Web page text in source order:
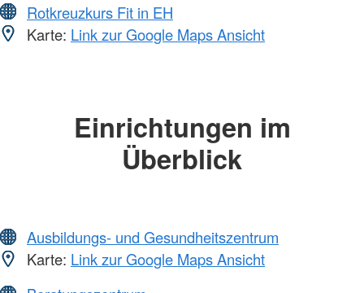
Rotkreuzkurs Fit in EH
Karte: Link zur Google Maps Ansicht
Einrichtungen im
Überblick
Ausbildungs- und Gesundheitszentrum
Karte: Link zur Google Maps Ansicht